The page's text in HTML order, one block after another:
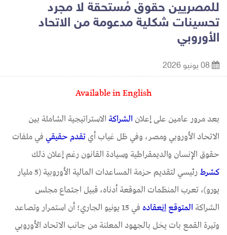
للمصريين حقوق مُستحقة لا مجرد
تحسينات شكلية مدعومة من الاتحاد
الأوروبي
Available in English
بعد مرور عامين على إعلانالشراكةالاستراتيجية الشاملة بين
الاتحاد الأوروبي ومصر، وفي ظل غياب أيتقدمحقيقيفي ملفات
حقوق الإنسان والديمقراطية وسيادة القانون رغم إعلان ذلك
كشرط
رئيسي لتقديم حزمة المساعدات المالية الأوروبية (5 مليار
يورو)، تعرب المنظمات الموقعة أدناه، قبيل اجتماع مجلس
الشراكةالمتوقعانعقاده
في 15 يونيو الجاري؛ أن استمرار وتصاعد
وتيرة القمع بات يخل بالجهود المعلنة من جانب الاتحاد الأوروبي